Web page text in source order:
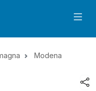
Modena